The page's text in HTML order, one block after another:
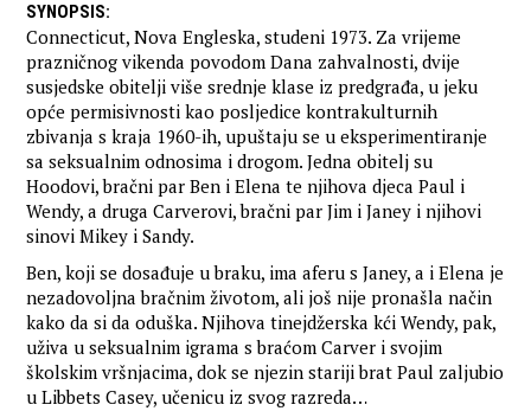
SYNOPSIS:
Connecticut, Nova Engleska, studeni 1973. Za vrijeme
prazničnog vikenda povodom Dana zahvalnosti, dvije
susjedske obitelji više srednje klase iz predgrađa, u jeku
opće permisivnosti kao posljedice kontrakulturnih
zbivanja s kraja 1960-ih, upuštaju se u eksperimentiranje
sa seksualnim odnosima i drogom. Jedna obitelj su
Hoodovi, bračni par Ben i Elena te njihova djeca Paul i
Wendy, a druga Carverovi, bračni par Jim i Janey i njihovi
sinovi Mikey i Sandy.
Ben, koji se dosađuje u braku, ima aferu s Janey, a i Elena je
nezadovoljna bračnim životom, ali još nije pronašla način
kako da si da oduška. Njihova tinejdžerska kći Wendy, pak,
uživa u seksualnim igrama s braćom Carver i svojim
školskim vršnjacima, dok se njezin stariji brat Paul zaljubio
u Libbets Casey, učenicu iz svog razreda…